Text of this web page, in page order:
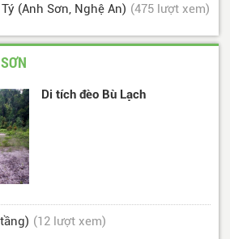
(Anh Sơn, Nghệ An) (475 lượt xem)
Di tích đèo Bù Lạch
(12 lượt xem)